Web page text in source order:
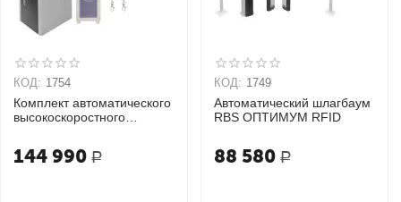
КОД: 1754
Комплект автоматического
высокоскоростного
144 990 Р
КОД: 1749
Автоматический шлагбаум
RBS ОПТИМУМ RFID
88 580 Р